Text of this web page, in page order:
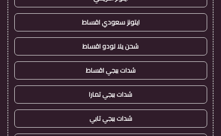
ايتونز سعودي اقساط
شحن يلا لودو اقساط
شدات ببجي اقساط
شدات ببجي تمارا
شدات ببجي تابي